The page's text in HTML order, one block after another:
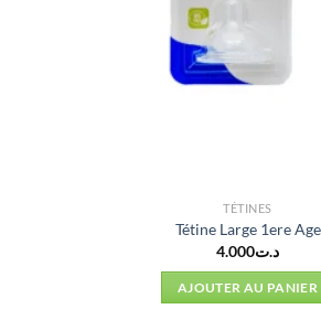
TÉTINES
Tétine Large 1ere Age
د.ت4.000
AJOUTER AU PANIER